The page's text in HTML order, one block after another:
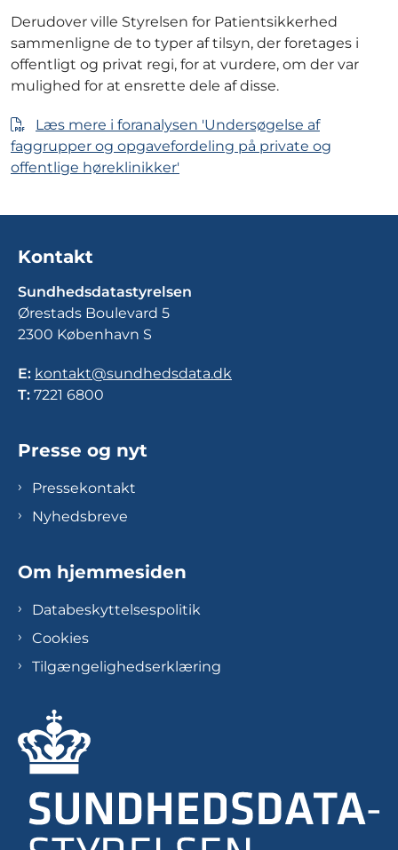
Derudover ville Styrelsen for Patientsikkerhed
sammenligne de to typer af tilsyn, der foretages i
offentligt og privat regi, for at vurdere, om der var
mulighed for at ensrette dele af disse.
Læs mere i foranalysen 'Undersøgelse af
faggrupper og opgavefordeling på private og
offentlige høreklinikker'
Kontakt
Sundhedsdatastyrelsen
Ørestads Boulevard 5
2300 København S
E: kontakt@sundhedsdata.dk
T: 7221 6800
Presse og nyt
Pressekontakt
Nyhedsbreve
Om hjemmesiden
Databeskyttelsespolitik
Cookies
Tilgængelighedserklæring